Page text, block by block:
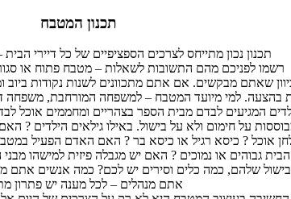
תכנון המטבח
תכנון נכון מתייחס לצרכים הספציפיים של כל דיירי הבית
רשמו לפניכם מהם התשובות לשאלות – מטבח פתוח או
שאתם מבקשים. אם אתם מתכוונים לשנות נקודות ביוב
בהצעה. למי מיועד המטבח – למשפחה המורחבת, משפחה
המגיעים לבדם מבית הספר בצהריים ומחממים אוכל
על חימום ולא על בישול. באילו גילאים הילדים ?
אוכל ? כיסא רגיל או כיסא בר ? האם האדם הפעיל
הבית גבוהים או נמוכים ? האם יש מגבלה פיזית למישהו
שלהם, כמה כלים וסירים יש לכם? כמה אנשים אתם
אתם מנהלים – לכל מענה יש פתרון